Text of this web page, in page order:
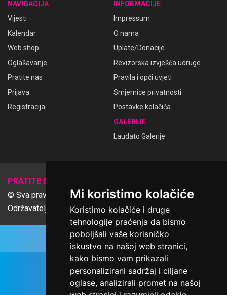
Mi koristimo kolačiće
Koristimo kolačiće i druge
tehnologije praćenja da bismo
poboljšali vaše korisničko
iskustvo na našoj web stranici,
kako bismo vam prikazali
personalizirani sadržaj i ciljane
oglase, analizirali promet na našoj
NAVIGACIJA
Vijesti
Kalendar
Web shop
Oglašavanje
Pratite nas
Prijava
Registracija
INFORMACIJE
Impressum
O nama
Uplate/Donacije
Revizorska izvješća udruge
Pravila i opći uvjeti
Smjernice privatnosti
Postavke kolačića
GALERIJE
Laudato Galerije
PRATITE NAS
© Sva prava pridržana Udruga Ime dobrote
Održavatelj Netcom d.o.o., Riva 6, Rijeka